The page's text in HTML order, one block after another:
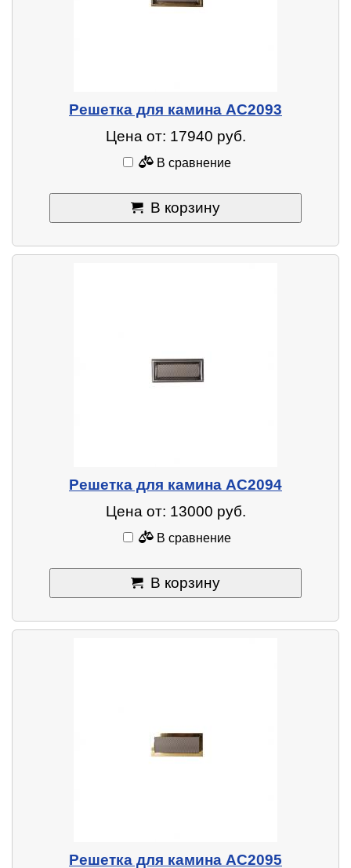
Решетка для камина AC2093
Цена от: 17940 руб.
В сравнение
В корзину
Решетка для камина AC2094
Цена от: 13000 руб.
В сравнение
В корзину
Решетка для камина AC2095